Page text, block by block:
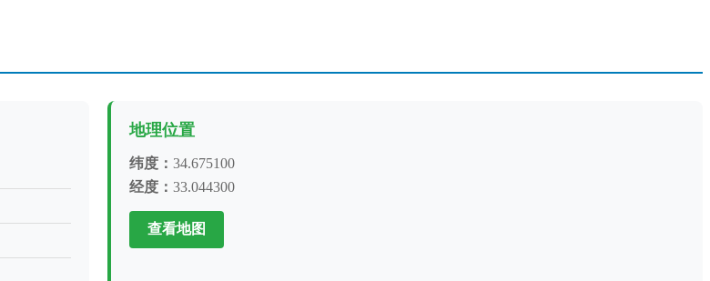
地理位置
纬度： 34.675100
经度： 33.044300
查看地图